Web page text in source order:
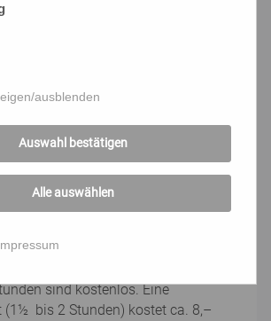
Sie beschäftigen sich mit Hobbies,
ebenfalls Platz haben.
und Sehnsüchte, Fragen des
mit Gleichgesinnten besprochen
statt.
sind kostenlos. Eine
(1½ bis 2 Stunden) kostet ca. 8,–
ausblenden
Auswahl bestätigen
Alle auswählen